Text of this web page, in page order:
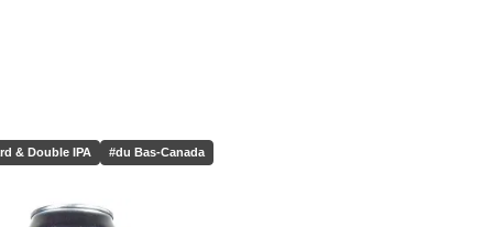
& Double IPA #du Bas-Canada